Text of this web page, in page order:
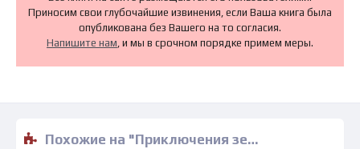
Приносим свои глубочайшие извинения, если Ваша книга была
опубликована без Вашего на то согласия.
Напишите нам , и мы в срочном порядке примем меры.
Похожие на "Приключения зеркала. Сказки Маруси Козы - Евгения Хамуляк" книги читать бесплатно полные версии